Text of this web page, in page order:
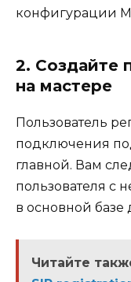
конфигурации
2. Создайте
на мастере
Пользователь
подключения
главной. Вам
пользователя
в основной базе
Читайте